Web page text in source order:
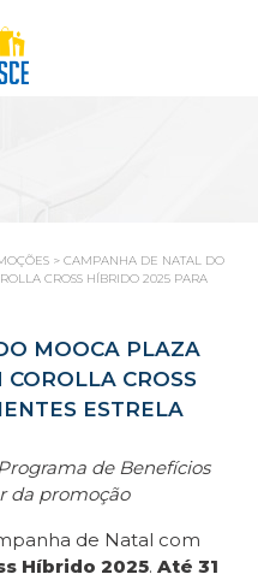
> CAMPANHA DE NATAL DO
CROSS HÍBRIDO 2025 PARA
MOOCA PLAZA
CROSS
ESTRELA
de Benefícios
da promoção
de Natal com
Híbrido 2025. Até 31